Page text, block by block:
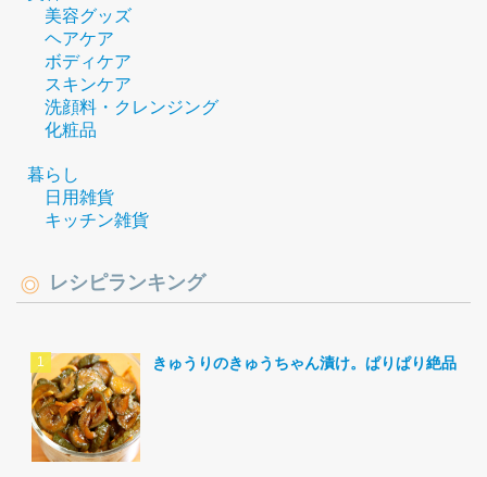
美容グッズ
ヘアケア
ボディケア
スキンケア
洗顔料・クレンジング
化粧品
暮らし
日用雑貨
キッチン雑貨
レシピランキング
きゅうりのきゅうちゃん漬け。ぱりぱり絶品。